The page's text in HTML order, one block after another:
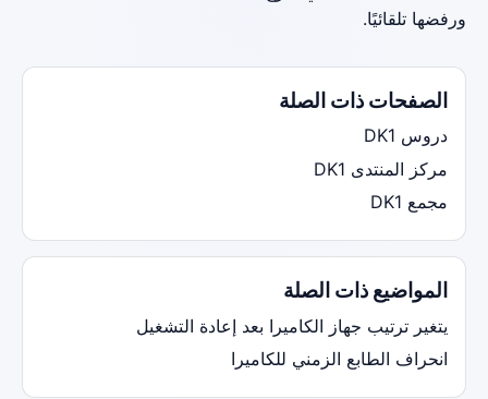
ورفضها تلقائيًا.
الصفحات ذات الصلة
دروس DK1
مركز المنتدى DK1
مجمع DK1
المواضيع ذات الصلة
يتغير ترتيب جهاز الكاميرا بعد إعادة التشغيل
انحراف الطابع الزمني للكاميرا